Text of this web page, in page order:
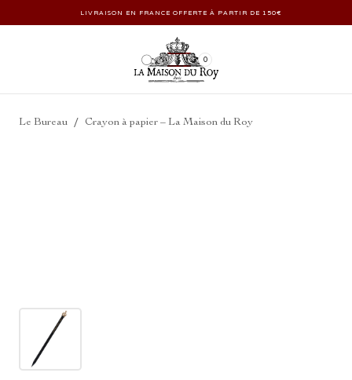
LIVRAISON EN FRANCE OFFERTE À PARTIR DE 150€
0
Le Bureau / Crayon à papier – La Maison du Roy